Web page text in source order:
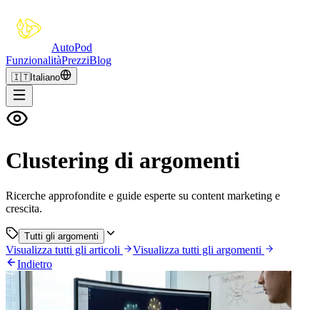
AutoPod
FunzionalitàPrezziBlog
🇮🇹Italiano
Clustering di argomenti
Ricerche approfondite e guide esperte su content marketing e
crescita.
Tutti gli argomenti
Visualizza tutti gli articoli
Visualizza tutti gli argomenti
Indietro